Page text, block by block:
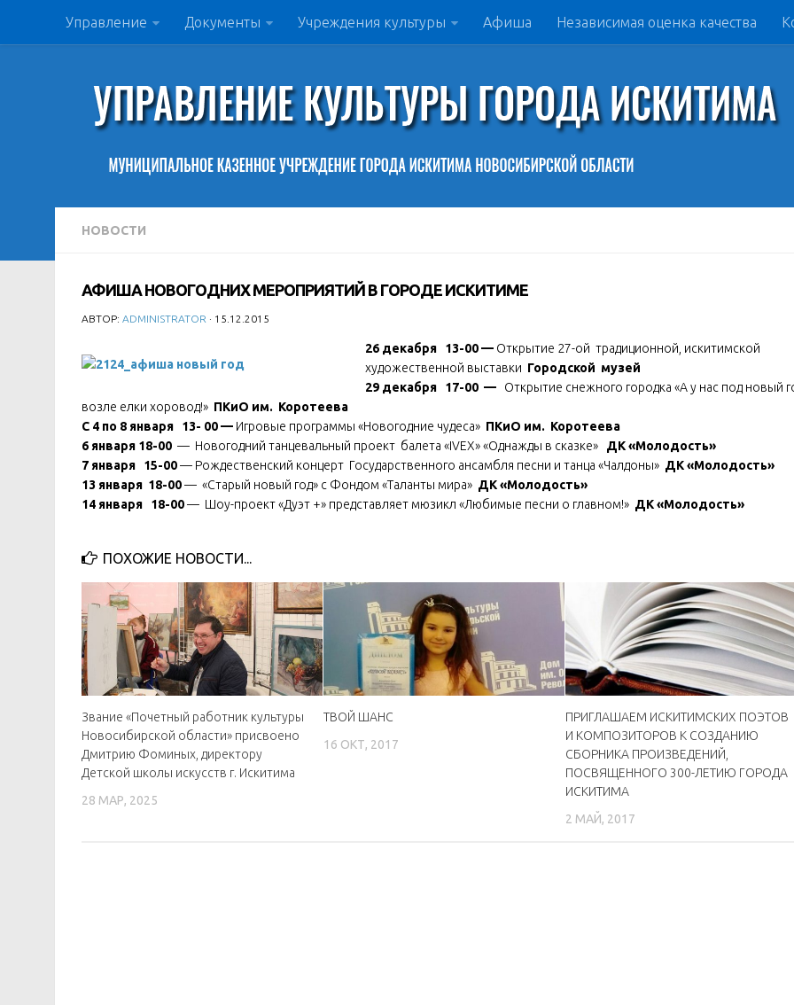
Управление Документы Учреждения культуры Афиша Независимая оценка качества
НОВОСТИ
АФИША НОВОГОДНИХ МЕРОПРИЯТИЙ В ГОРОДЕ ИСКИТИМЕ
АВТОР: ADMINISTRATOR · 15.12.2015
26 декабря 13-00 — Открытие 27-ой традиционной, искитимской
художественной выставки Городской музей
29 декабря 17-00 — Открытие снежного городка «А у нас под новый
возле елки хоровод!» ПКиО им. Коротеева
С 4 по 8 января 13- 00 — Игровые программы «Новогодние чудеса» ПКиО им. Коротеева
6 января 18-00 — Новогодний танцевальный проект балета «IVEX» «Однажды в сказке» ДК «Молодость»
7 января 15-00— Рождественский концерт Государственного ансамбля песни и танца «Чалдоны» ДК «Молодость»
13 января 18-00— «Старый новый год» с Фондом «Таланты мира» ДК «Молодость»
14 января 18-00— Шоу-проект «Дуэт +» представляет мюзикл «Любимые песни о главном!» ДК «Молодость»
ПОХОЖИЕ НОВОСТИ...
Звание «Почетный работник культуры
Новосибирской области» присвоено
Дмитрию Фоминых, директору
Детской школы искусств г. Искитима
28 МАР, 2025
ТВОЙ ШАНС
16 ОКТ, 2017
ПРИГЛАШАЕМ ИСКИТИМСКИХ ПОЭТОВ
И КОМПОЗИТОРОВ К СОЗДАНИЮ
СБОРНИКА ПРОИЗВЕДЕНИЙ,
ПОСВЯЩЕННОГО 300-ЛЕТИЮ ГОРОДА
ИСКИТИМА
2 МАЙ, 2017